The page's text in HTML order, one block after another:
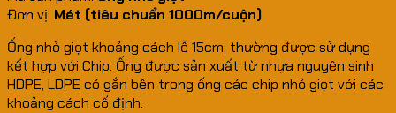
Đơn vị: Mét (tiêu chuẩn 1000m/cuộn)
Ống nhỏ giọt khoảng cách lỗ 15cm, thường được sử dụng
kết hợp với Chip. Ống được sản xuất từ nhựa nguyên sinh
HDPE, LDPE có gắn bên trong ống các chip nhỏ giọt với các
khoảng cách cố định.